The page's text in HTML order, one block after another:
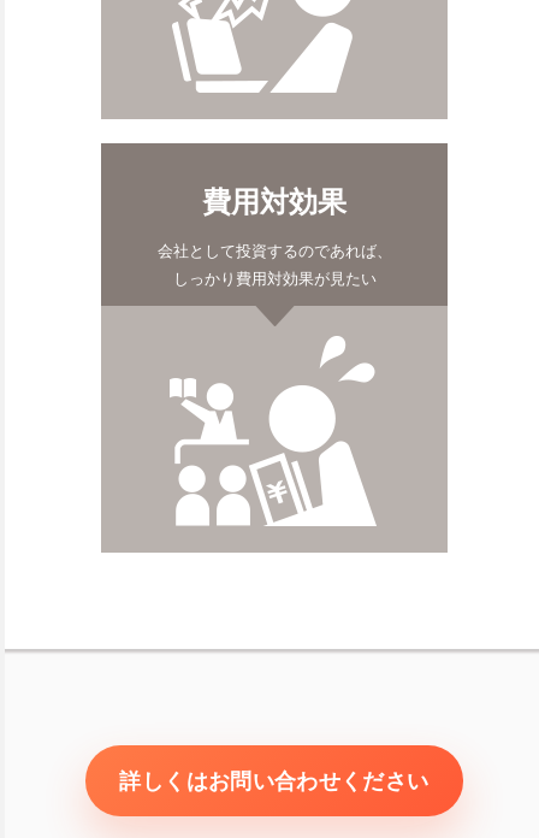
費用対効果
会社として投資するのであれば、
しっかり費用対効果が見たい
詳しくはお問い合わせください